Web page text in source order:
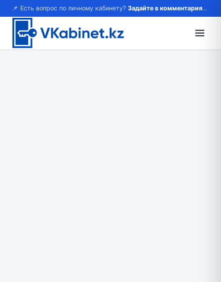
📌 Есть вопрос по личному кабинету? Задайте в комментариях — ответим!